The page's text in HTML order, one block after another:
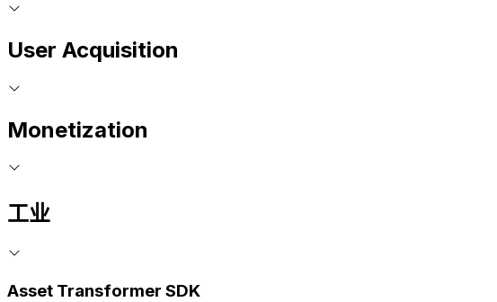
User Acquisition
Monetization
工业
Asset Transformer SDK